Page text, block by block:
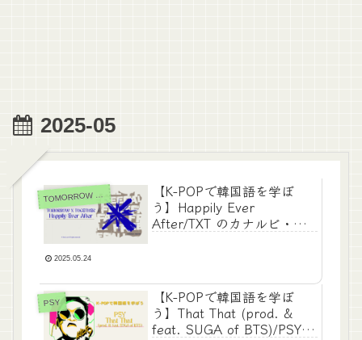
2025-05
T OMORROW X TOGETHER
【K-POPで韓国語を学ぼ
う】Happily Ever
After/TXT のカナルビ・歌
2025.05.24
PSY
【K-POPで韓国語を学ぼ
う】That That (prod. &
feat. SUGA of BTS)/PSY